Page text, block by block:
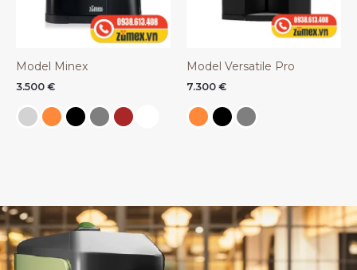
Model Minex
3.500 €
Model Versatile Pro
7.300 €